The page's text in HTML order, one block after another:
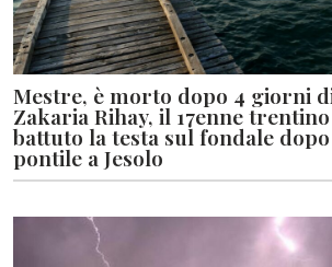
Mestre, è morto dopo 4 giorni
Zakaria Rihay, il 17enne
battuto la testa sul fondale
pontile a Jesolo